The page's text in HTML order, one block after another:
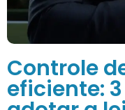
Controle
eficiente: